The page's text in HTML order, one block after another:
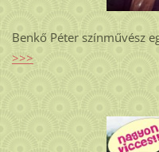
Benkő Péter színművész
>>>